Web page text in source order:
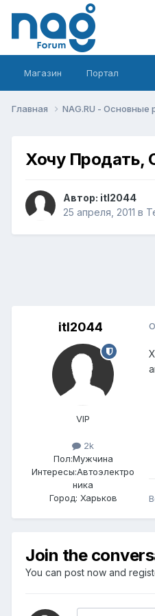
Магазин Портал
Главная NAG.RU - Основные
Хочу Продать,
Автор: itl2044
25 апреля, 2011 в
itl2044
VIP
2k
Пол:Мужчина
Интересы:Автоэлектро
ника
Город: Харьков
Join the
You can post now and